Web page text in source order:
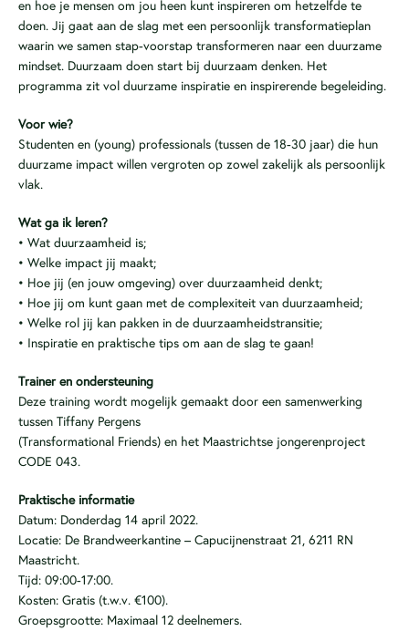
en hoe je mensen om jou heen kunt inspireren om hetzelfde te
doen. Jij gaat aan de slag met een persoonlijk transformatieplan
waarin we samen stap-voorstap transformeren naar een duurzame
mindset. Duurzaam doen start bij duurzaam denken. Het
programma zit vol duurzame inspiratie en inspirerende begeleiding.
Voor wie?
Studenten en (young) professionals (tussen de 18-30 jaar) die hun
duurzame impact willen vergroten op zowel zakelijk als persoonlijk
vlak.
Wat ga ik leren?
• Wat duurzaamheid is;
• Welke impact jij maakt;
• Hoe jij (en jouw omgeving) over duurzaamheid denkt;
• Hoe jij om kunt gaan met de complexiteit van duurzaamheid;
• Welke rol jij kan pakken in de duurzaamheidstransitie;
• Inspiratie en praktische tips om aan de slag te gaan!
Trainer en ondersteuning
Deze training wordt mogelijk gemaakt door een samenwerking
tussen Tiffany Pergens
(Transformational Friends) en het Maastrichtse jongerenproject
CODE 043.
Praktische informatie
Datum: Donderdag 14 april 2022.
Locatie: De Brandweerkantine – Capucijnenstraat 21, 6211 RN
Maastricht.
Tijd: 09:00-17:00.
Kosten: Gratis (t.w.v. €100).
Groepsgrootte: Maximaal 12 deelnemers.